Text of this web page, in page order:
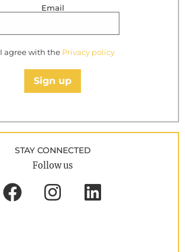
Email
I agree with the Privacy policy
Sign up
STAY CONNECTED
Follow us